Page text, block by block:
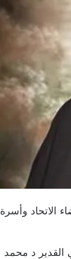
الاتحاد وأسرة
القدير د محمد